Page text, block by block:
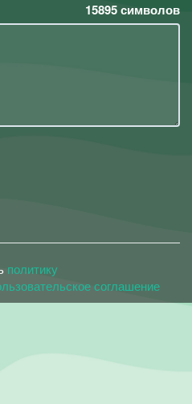
15895символов
политику
соглашение